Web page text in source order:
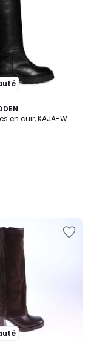
en cuir, KAJA-W